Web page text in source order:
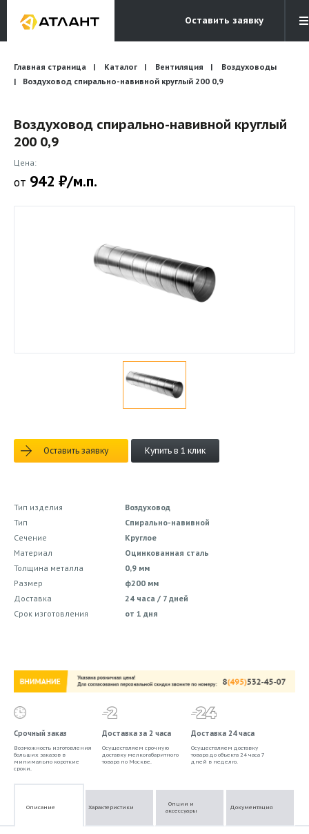
Оставить заявку
Электронная почта
info@atlantcompany.ru
Бесплатный звонок
8 (495) 532-45-07
Акции
Бренды
Бланки запросов
Главная страница Каталог Вентиляция
Воздуховоды
Воздуховод спирально-навивной круглый 200 0,9
Воздуховод спирально-навивной круглый
200 0,9
Цена:
от 942 ₽/м.п.
Оставить заявку Купить в 1 клик
Тип изделия
Воздуховод
Тип
Спирально-навивной
Сечение
Круглое
Материал
Оцинкованная сталь
Толщина металла
0,9 мм
Размер
ф200 мм
Доставка
24 часа / 7 дней
Срок изготовления
от 1 дня
Срочный заказ
Возможность изготовления
больших заказов в
минимально короткие
сроки.
Доставка за 2 часа
Осуществляем срочную
доставку мелкогабаритного
товара по Москве.
Доставка 24 часа
Осуществляем доставку
товара до объекта 24 часа 7
дней в неделю.
Описание Характеристики
Опции и
аксессуары
Документация